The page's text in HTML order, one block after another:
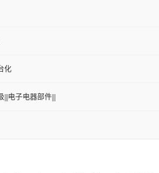
化
|||电子电器部件|||